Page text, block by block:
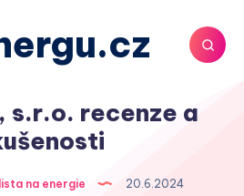
s.r.o. recenze a
na energie
20.6.2024